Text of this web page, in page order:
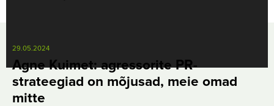
29.05.2024
Agne Kuimet: agressorite PR-
strateegiad on mõjusad, meie omad
mitte